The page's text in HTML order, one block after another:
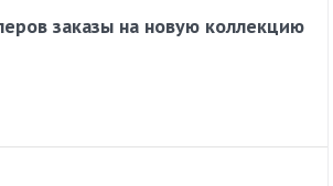
заказы на новую коллекцию